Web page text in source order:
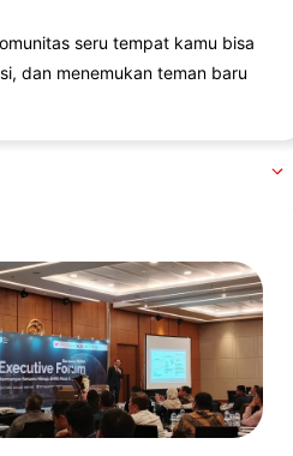
seru tempat kamu bisa
dan menemukan teman baru